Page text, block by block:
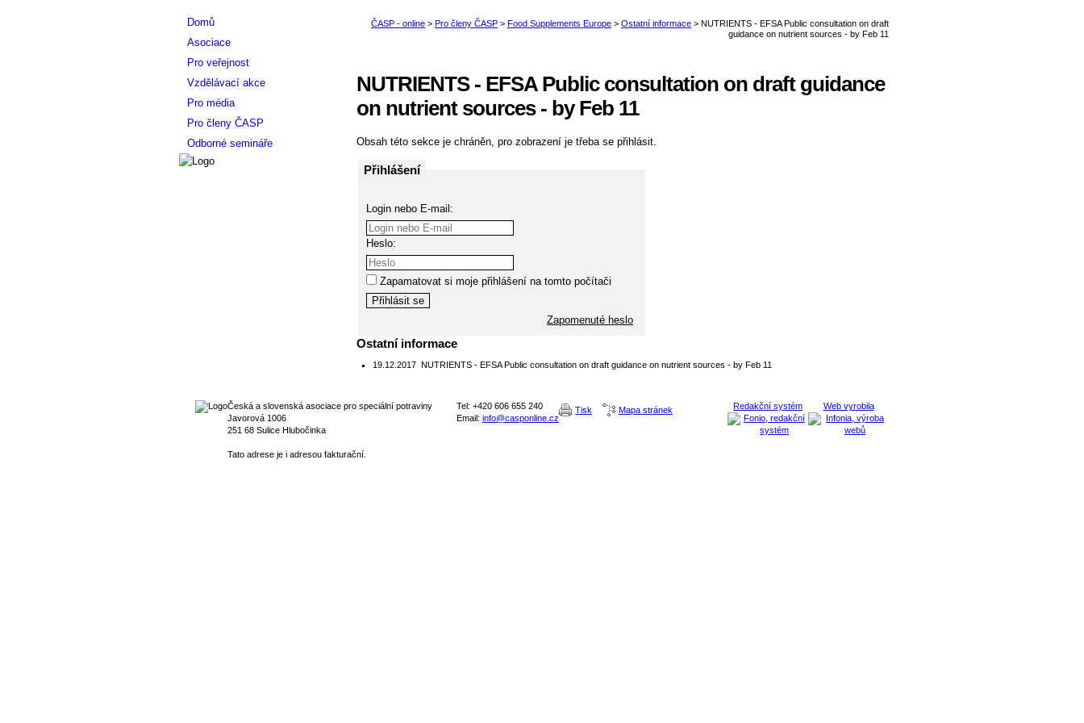
NUTRIENTS - EFSA Public consultation on draft guidance
on nutrient sources - by Feb 11
Obsah této sekce je chráněn, pro zobrazení je třeba se přihlásit.
Přihlášení
Login nebo E-mail:
Heslo:
Zapamatovat si moje přihlášení na tomto počítači
Zapomenuté heslo
Ostatní informace
19.12.2017 NUTRIENTS - EFSA Public consultation on draft guidance on nutrient sources - by Feb 11
Domů
Asociace
Pro veřejnost
Vzdělávací akce
Pro média
Pro členy ČASP
Odborné semináře
Redakční systém Web vyrobila
Česká a slovenská asociace pro speciální potraviny
Javorová 1006
251 68 Sulice Hlubočinka
Tato adrese je i adresou fakturační.
Tel: +420 606 655 240
Email: info@casponline.cz
Tisk Mapa stránek